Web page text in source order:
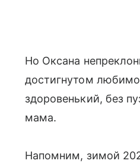
Но Оксана
достигнутом
здоровенький, без
мама.
Напомним, зимой